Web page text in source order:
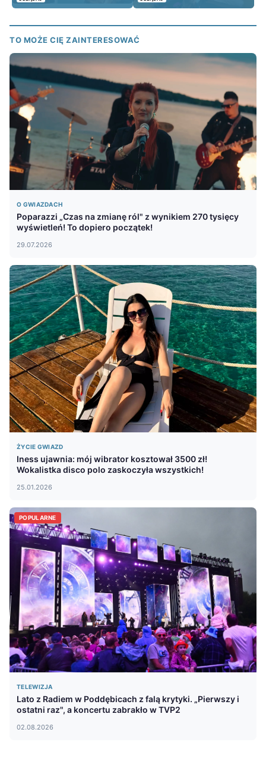
TO MOŻE CIĘ ZAINTERESOWAĆ
O GWIAZDACH
Poparazzi „Czas na zmianę ról" z wynikiem 270 tysięcy
wyświetleń! To dopiero początek!
29.07.2026
ŻYCIE GWIAZD
Iness ujawnia: mój wibrator kosztował 3500 zł!
Wokalistka disco polo zaskoczyła wszystkich!
25.01.2026
POPULARNE
TELEWIZJA
Lato z Radiem w Poddębicach z falą krytyki. „Pierwszy i
ostatni raz", a koncertu zabrakło w TVP2
02.08.2026